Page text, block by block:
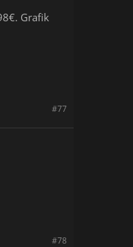
Grafik
#77
#78